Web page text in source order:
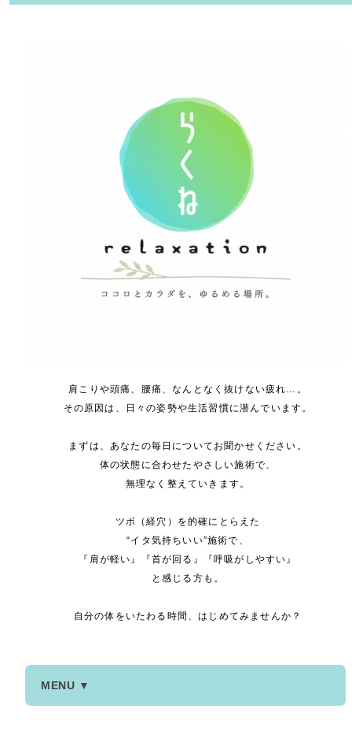
肩こりや頭痛、腰痛、なんとなく抜けない疲れ…。
その原因は、日々の姿勢や生活習慣に潜んでいます。
まずは、あなたの毎日についてお聞かせください。
体の状態に合わせたやさしい施術で、
無理なく整えていきます。
ツボ（経穴）を的確にとらえた
“イタ気持ちいい”施術で、
『肩が軽い』『首が回る』『呼吸がしやすい』
と感じる方も。
自分の体をいたわる時間、はじめてみませんか？
MENU ▼